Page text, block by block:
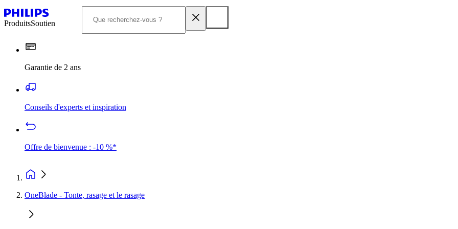
ProduitsSoutien
Garantie de 2 ans
Conseils d'experts et inspiration
Offre de bienvenue : -10 %*
OneBlade - Tonte, rasage et le rasage